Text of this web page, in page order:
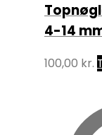
4-14
100,00 kr.